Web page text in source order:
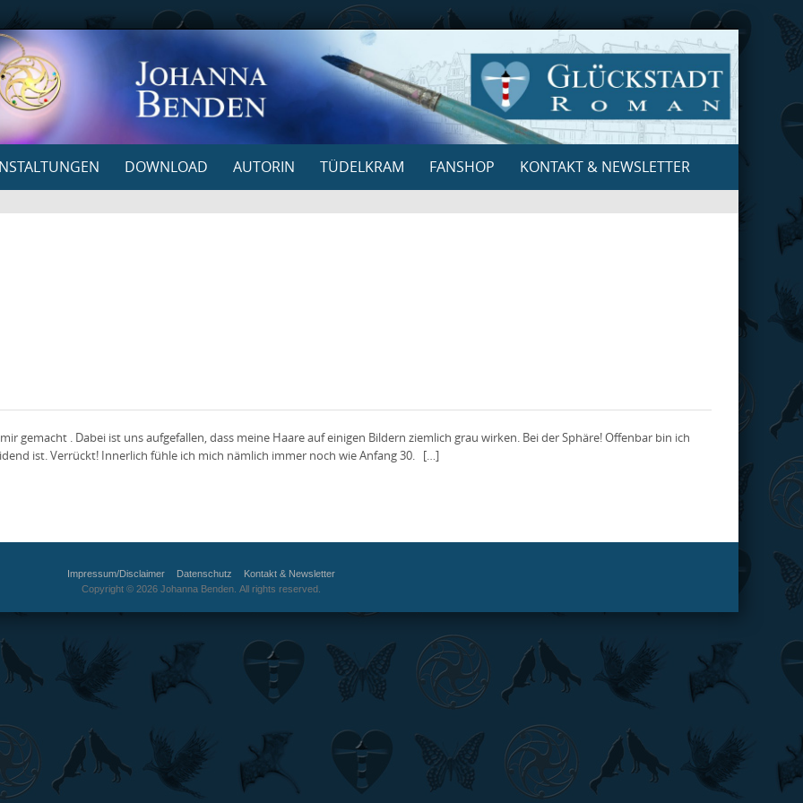
DOWNLOAD AUTORIN TÜDELKRAM FANSHOP KONTAKT & NEWSLETTER
gemacht . Dabei ist uns aufgefallen, dass meine Haare auf einigen Bildern ziemlich grau wirken. Bei der Sphäre! Offenbar bin ich
ist. Verrückt! Innerlich fühle ich mich nämlich immer noch wie Anfang 30. […]
Impressum/Disclaimer Datenschutz
Kontakt & Newsletter
Copyright © 2026 Johanna Benden. All rights reserved.